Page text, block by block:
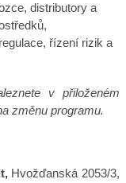
distributory a
řízení rizik a
v přiloženém
změnu programu.
Hvožďanská 2053/3,